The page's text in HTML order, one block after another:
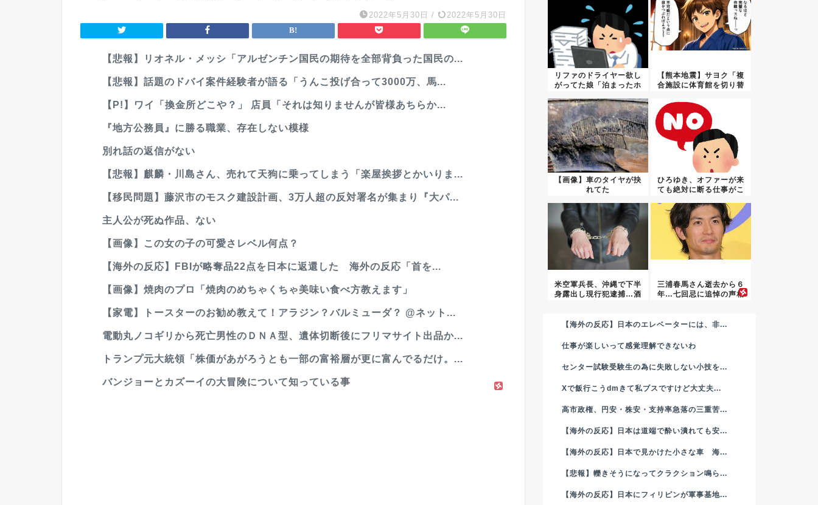
2022年5月30日 / 2022年5月30日
【悲報】リオネル・メッシ「アルゼンチン国民の期待を全部背負った国民の...
【悲報】話題のドバイ案件経験者が語る「うんこ投げ合って3000万、馬...
【P!】ワイ「換金所どこや？」 店員「それは知りませんが皆様あちらか...
『地方公務員』に勝る職業、存在しない模様
別れ話の返信がない
【悲報】麒麟・川島さん、売れて天狗に乗ってしまう「楽屋挨拶とかいりま...
【移民問題】藤沢市のモスク建設計画、3万人超の反対署名が集まり『大パ...
主人公が死ぬ作品、ない
【画像】この女の子の可愛さレベル何点？
【海外の反応】FBIが略奪品22点を日本に返還した 海外の反応「首を...
【画像】焼肉のプロ「焼肉のめちゃくちゃ美味い食べ方教えます」
【家電】トースターのお勧め教えて！アラジン？バルミューダ？ @ネット...
電動丸ノコギリから死亡男性のＤＮＡ型、遺体切断後にフリマサイト出品か...
トランプ元大統領「株価があがろうとも一部の富裕層が更に富んでるだけ。...
バンジョーとカズーイの大冒険について知っている事
リファのドライヤー欲し
がってた娘「泊まったホ
【熊本地震】サヨク「複
合施設に体育館を切り替
【画像】車のタイヤが抉
れてた
ひろゆき、オファーが来
ても絶対に断る仕事がこ
米空軍兵長、沖縄で下半
身露出し現行犯逮捕…酒
三浦春馬さん逝去から６
年…七回忌に追悼の声相
【海外の反応】日本のエレベーターには、非...
仕事が楽しいって感覚理解できないわ
センター試験受験生の為に失敗しない小技を...
Xで飯行こうdmきて私ブスですけど大丈夫...
高市政権、円安・株安・支持率急落の三重苦...
【海外の反応】日本は道端で酔い潰れても安...
【海外の反応】日本で見かけた小さな車 海...
【悲報】轢きそうになってクラクション鳴ら...
【海外の反応】日本にフィリピンが軍事基地...